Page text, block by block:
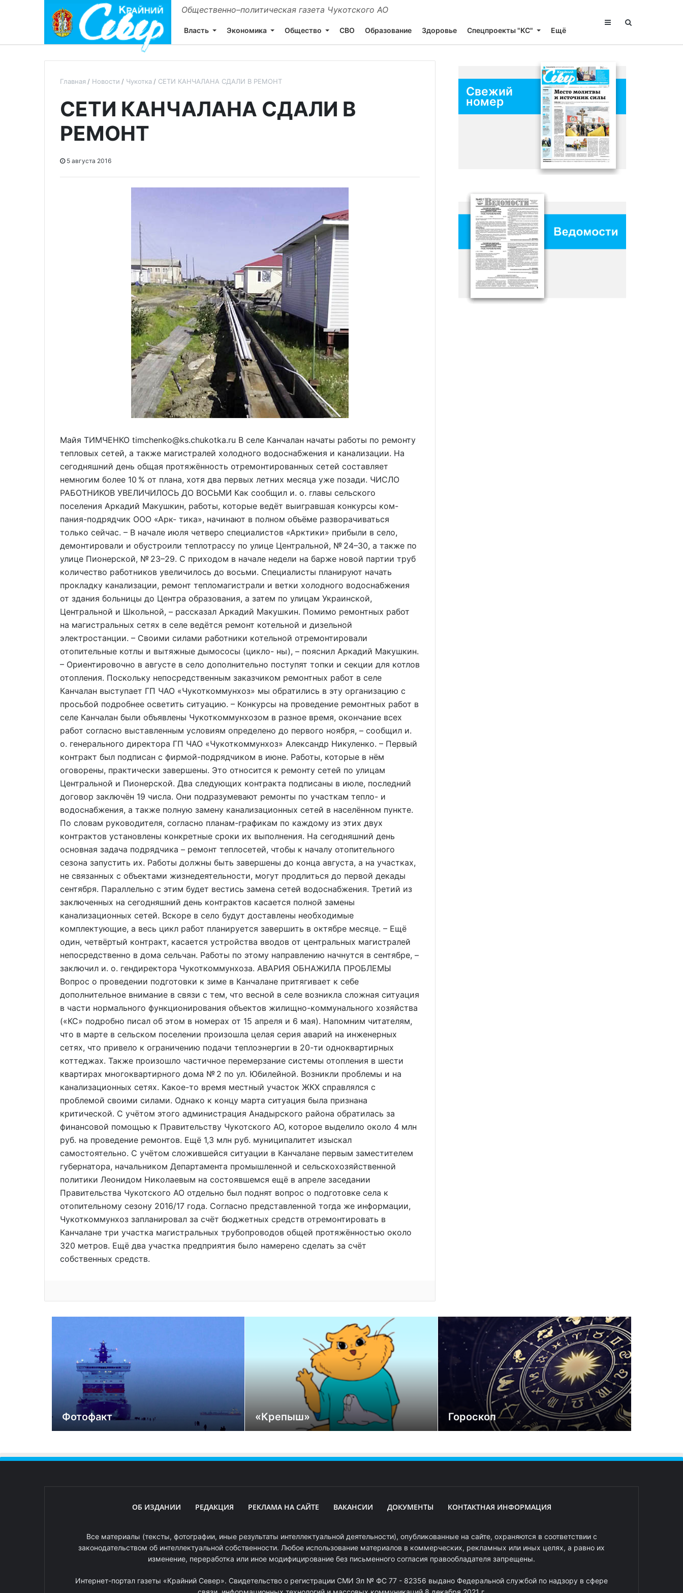
Общественно–политическая газета Чукотского АО
Власть Экономика Общество СВО Образование Здоровье Спецпроекты "КС" Ещё
Главная Новости Чукотка СЕТИ КАНЧАЛАНА СДАЛИ В РЕМОНТ
СЕТИ КАНЧАЛАНА СДАЛИ В
РЕМОНТ
5 августа 2016
Майя ТИМЧЕНКО timchenko@ks.chukotka.ru В селе Канчалан начаты работы по ремонту
тепловых сетей, а также магистралей холодного водоснабжения и канализации. На
сегодняшний день общая протяжённость отремонтированных сетей составляет
немногим более 10 % от плана, хотя два первых летних месяца уже позади. ЧИСЛО
РАБОТНИКОВ УВЕЛИЧИЛОСЬ ДО ВОСЬМИ Как сообщил и. о. главы сельского
поселения Аркадий Макушкин, работы, которые ведёт выигравшая конкурсы ком-
пания-подрядчик ООО «Арк- тика», начинают в полном объёме разворачиваться
только сейчас. – В начале июля четверо специалистов «Арктики» прибыли в село,
демонтировали и обустроили теплотрассу по улице Центральной, № 24–30, а также по
улице Пионерской, № 23–29. С приходом в начале недели на барже новой партии труб
количество работников увеличилось до восьми. Специалисты планируют начать
прокладку канализации, ремонт тепломагистрали и ветки холодного водоснабжения
от здания больницы до Центра образования, а затем по улицам Украинской,
Центральной и Школьной, – рассказал Аркадий Макушкин. Помимо ремонтных работ
на магистральных сетях в селе ведётся ремонт котельной и дизельной
электростанции. – Своими силами работники котельной отремонтировали
отопительные котлы и вытяжные дымососы (цикло- ны), – пояснил Аркадий Макушкин.
– Ориентировочно в августе в село дополнительно поступят топки и секции для котлов
отопления. Поскольку непосредственным заказчиком ремонтных работ в селе
Канчалан выступает ГП ЧАО «Чукоткоммунхоз» мы обратились в эту организацию с
просьбой подробнее осветить ситуацию. – Конкурсы на проведение ремонтных работ в
селе Канчалан были объявлены Чукоткоммунхозом в разное время, окончание всех
работ согласно выставленным условиям определено до первого ноября, – сообщил и.
о. генерального директора ГП ЧАО «Чукоткоммунхоз» Александр Никуленко. – Первый
контракт был подписан с фирмой-подрядчиком в июне. Работы, которые в нём
оговорены, практически завершены. Это относится к ремонту сетей по улицам
Центральной и Пионерской. Два следующих контракта подписаны в июле, последний
договор заключён 19 числа. Они подразумевают ремонты по участкам тепло- и
водоснабжения, а также полную замену канализационных сетей в населённом пункте.
По словам руководителя, согласно планам-графикам по каждому из этих двух
контрактов установлены конкретные сроки их выполнения. На сегодняшний день
основная задача подрядчика – ремонт теплосетей, чтобы к началу отопительного
сезона запустить их. Работы должны быть завершены до конца августа, а на участках,
не связанных с объектами жизнедеятельности, могут продлиться до первой декады
сентября. Параллельно с этим будет вестись замена сетей водоснабжения. Третий из
заключенных на сегодняшний день контрактов касается полной замены
канализационных сетей. Вскоре в село будут доставлены необходимые
комплектующие, а весь цикл работ планируется завершить в октябре месяце. – Ещё
один, четвёртый контракт, касается устройства вводов от центральных магистралей
непосредственно в дома сельчан. Работы по этому направлению начнутся в сентябре, –
заключил и. о. гендиректора Чукоткоммунхоза. АВАРИЯ ОБНАЖИЛА ПРОБЛЕМЫ
Вопрос о проведении подготовки к зиме в Канчалане притягивает к себе
дополнительное внимание в связи с тем, что весной в селе возникла сложная ситуация
в части нормального функционирования объектов жилищно-коммунального хозяйства
(«КС» подробно писал об этом в номерах от 15 апреля и 6 мая). Напомним читателям,
что в марте в сельском поселении произошла целая серия аварий на инженерных
сетях, что привело к ограничению подачи теплоэнергии в 20-ти одноквартирных
коттеджах. Также произошло частичное перемерзание системы отопления в шести
квартирах многоквартирного дома № 2 по ул. Юбилейной. Возникли проблемы и на
канализационных сетях. Какое-то время местный участок ЖКХ справлялся с
проблемой своими силами. Однако к концу марта ситуация была признана
критической. С учётом этого администрация Анадырского района обратилась за
финансовой помощью к Правительству Чукотского АО, которое выделило около 4 млн
руб. на проведение ремонтов. Ещё 1,3 млн руб. муниципалитет изыскал
самостоятельно. С учётом сложившейся ситуации в Канчалане первым заместителем
губернатора, начальником Департамента промышленной и сельскохозяйственной
политики Леонидом Николаевым на состоявшемся ещё в апреле заседании
Правительства Чукотского АО отдельно был поднят вопрос о подготовке села к
отопительному сезону 2016/17 года. Согласно представленной тогда же информации,
Чукоткоммунхоз запланировал за счёт бюджетных средств отремонтировать в
Канчалане три участка магистральных трубопроводов общей протяжённостью около
320 метров. Ещё два участка предприятия было намерено сделать за счёт
собственных средств.
Свежий
номер
Фотофакт «Крепыш» Гороскоп
ОБ ИЗДАНИИ РЕДАКЦИЯ РЕКЛАМА НА САЙТЕ ВАКАНСИИ ДОКУМЕНТЫ КОНТАКТНАЯ ИНФОРМАЦИЯ
Все материалы (тексты, фотографии, иные результаты интеллектуальной деятельности), опубликованные на сайте, охраняются в соответствии с
законодательством об интеллектуальной собственности. Любое использование материалов в коммерческих, рекламных или иных целях, а равно их
изменение, переработка или иное модифицирование без письменного согласия правообладателя запрещены.
Интернет-портал газеты «Крайний Север». Свидетельство о регистрации СМИ Эл № ФС 77 - 82356 выдано Федеральной службой по надзору в сфере